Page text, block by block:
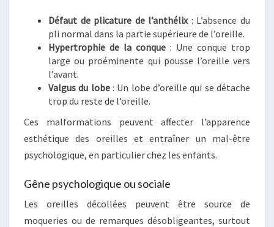
Défaut de plicature de l’anthélix: L’absence du
pli normal dans la partie supérieure de l’oreille.
Hypertrophie de la conque : Une conque trop
large ou proéminente qui pousse l’oreille vers
l’avant.
Valgus du lobe: Un lobe d’oreille qui se détache
trop du reste de l’oreille.
Ces malformations peuvent affecter l’apparence
esthétique des oreilles et entraîner un mal-être
psychologique, en particulier chez les enfants.
Gêne psychologique ou sociale
Les oreilles décollées peuvent être source de
moqueries ou de remarques désobligeantes, surtout